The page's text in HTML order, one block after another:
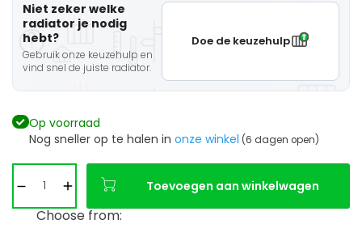
Niet zeker welke
radiator je nodig
hebt?
Gebruik onze keuzehulp en
vind snel de juiste radiator.
Doe de keuzehulp
Op voorraad
Nog sneller op te halen in onze winkel (6 dagen open)
Toevoegen aan winkelwagen
Choose from: